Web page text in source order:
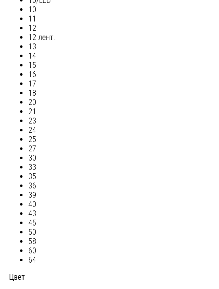
10
11
12
12 лент.
13
14
15
16
17
18
20
21
23
24
25
27
30
33
35
36
39
40
43
45
50
58
60
64
Цвет